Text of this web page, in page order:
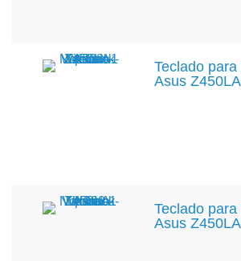
Teclado
Asus
Teclado
Asus